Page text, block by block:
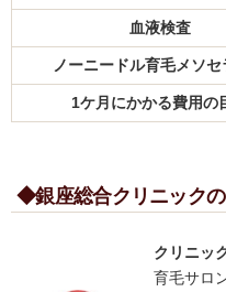
血液検査
ノーニードル育毛メソセ
1ケ月にかかる費用の
◆銀座総合クリニックの
クリニッ
育毛サロ